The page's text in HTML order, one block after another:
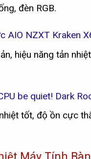
đèn RGB.
AIO NZXT Kraken
hiệu năng tản
be quiet! Dark
tốt, độ ồn cực